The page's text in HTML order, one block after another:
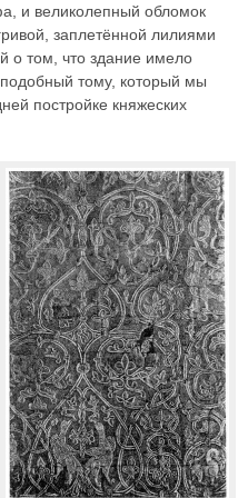
и великолепный обломок
заплетённой лилиями
о том, что здание имело
тому, который мы
постройке княжеских